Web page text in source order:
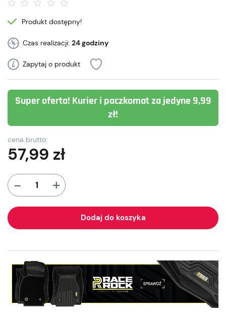
Produkt dostępny!
Czas realizacji: 24 godziny
Zapytaj o produkt
Super oferta! Kurier i paczkomat za jedyne 9,99
zł!
cena brutto:
57,99 zł
- +
Dodaj do koszyka